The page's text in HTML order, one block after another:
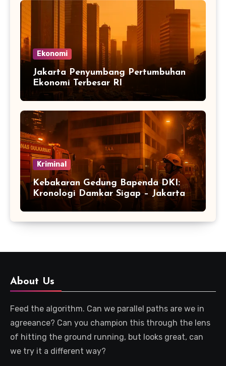
Ekonomi
Jakarta Penyumbang Pertumbuhan
Ekonomi Terbesar RI
Kriminal
Kebakaran Gedung Bapenda DKI:
Kronologi Damkar Sigap – Jakarta
About Us
Feed the algorithm. Can we parallel paths are we in
agreeance? Can you champion this through the lens
of hitting the ground running, but looks great, can
we try it a different way?